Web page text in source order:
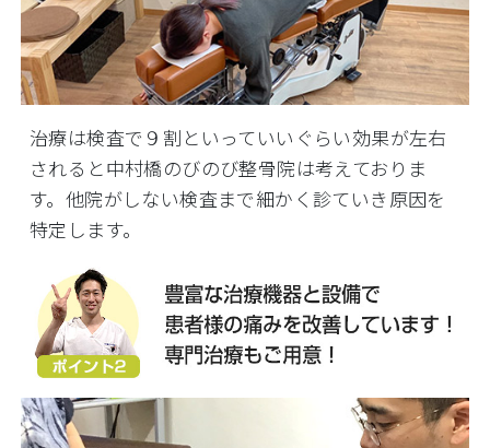
治療は検査で９割といっていいぐらい効果が左右
されると中村橋のびのび整骨院は考えておりま
す。他院がしない検査まで細かく診ていき原因を
特定します。